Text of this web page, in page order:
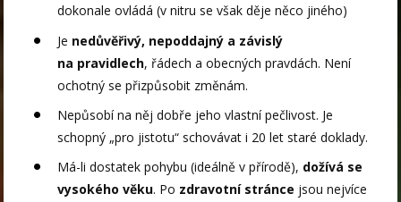
dokonale ovládá (v nitru se však děje něco jiného)
Je nedůvěřivý, nepoddajný a závislý
na pravidlech, řádech a obecných pravdách. Není
ochotný se přizpůsobit změnám.
Nepůsobí na něj dobře jeho vlastní pečlivost. Je
schopný „pro jistotu“ schovávat i 20 let staré doklady.
Má-li dostatek pohybu (ideálně v přírodě), dožívá se
vysokého věku. Po zdravotní stránce jsou nejvíce